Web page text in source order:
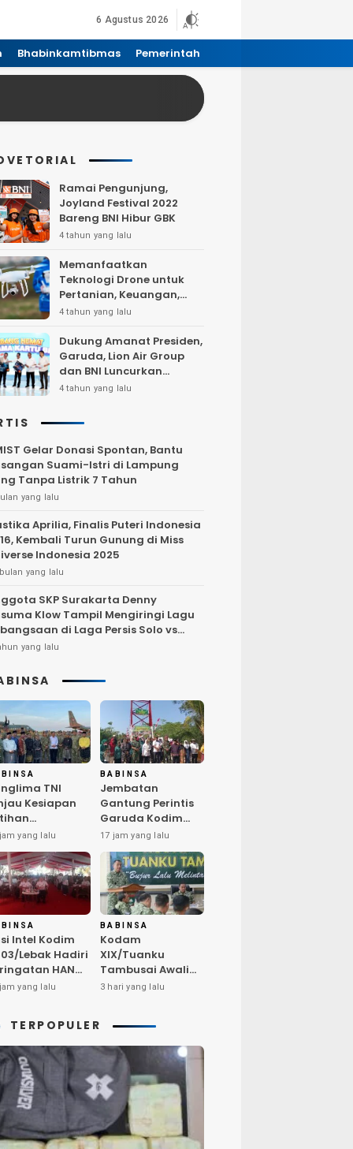
6 Agustus 2026
Bhabinkamtibmas Pemerintah
Ramai Pengunjung,
Joyland Festival 2022
Bareng BNI Hibur GBK
4 tahun yang lalu
Memanfaatkan
Teknologi Drone untuk
Pertanian, Keuangan,
Pertambangan, Real
Telekomunikasi.
4 tahun yang lalu
Dukung Amanat Presiden,
Garuda, Lion Air Group
dan BNI Luncurkan
Program Terbang Hemat
4 tahun yang lalu
Gelar Donasi Spontan, Bantu
Suami-Istri di Lampung
Tanpa Listrik 7 Tahun
yang lalu
Aprilia, Finalis Puteri Indonesia
Kembali Turun Gunung di Miss
Indonesia 2025
yang lalu
SKP Surakarta Denny
Klow Tampil Mengiringi Lagu
di Laga Persis Solo vs
Jakarta
yang lalu
TNI
Kesiapan
TNI
di Dabo
yang lalu
BABINSA
Jembatan
Gantung Perintis
Garuda Kodim
0603/Lebak Resmi
Diresmikan,
Permudah Akses
Warga Desa
Wanasalam
17 jam yang lalu
Intel Kodim
Lebak Hadiri
HAN
Tegaskan
Anak
yang lalu
BABINSA
Kodam
XIX/Tuanku
Tambusai Awali
Audit Kinerja Itjen
3 hari yang lalu
TERPOPULER